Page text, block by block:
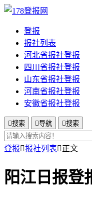
登报
报社列表
河北省报社登报
四川省报社登报
山东省报社登报
河南省报社登报
安徽省报社登报
搜索 导航 搜索
登报报社列表正文
阳江日报登